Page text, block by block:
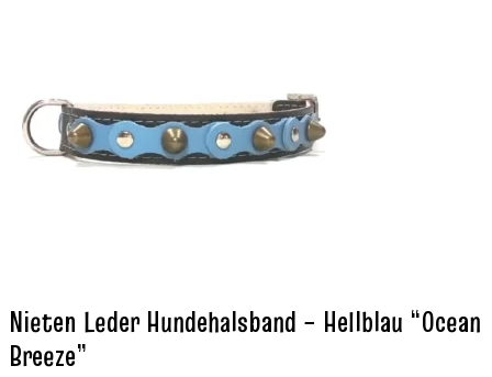
Nieten Leder Hundehalsband – Hellblau “Ocean
Breeze”